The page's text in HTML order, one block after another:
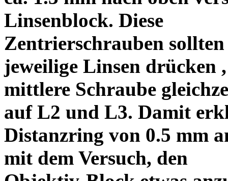
Linsenblock. Diese
Zentrierschrauben
jeweilige Linsen drücken
mittlere Schraube
auf L2 und L3. Damit
Distanzring von 0.5 mm
mit dem Versuch, den